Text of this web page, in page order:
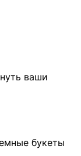
ваши
букеты